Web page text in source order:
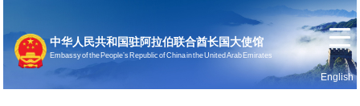
中华人民共和国驻阿拉伯联合酋长国大使馆
Embassy of the People’s Republic of China in the United Arab Emirates
English